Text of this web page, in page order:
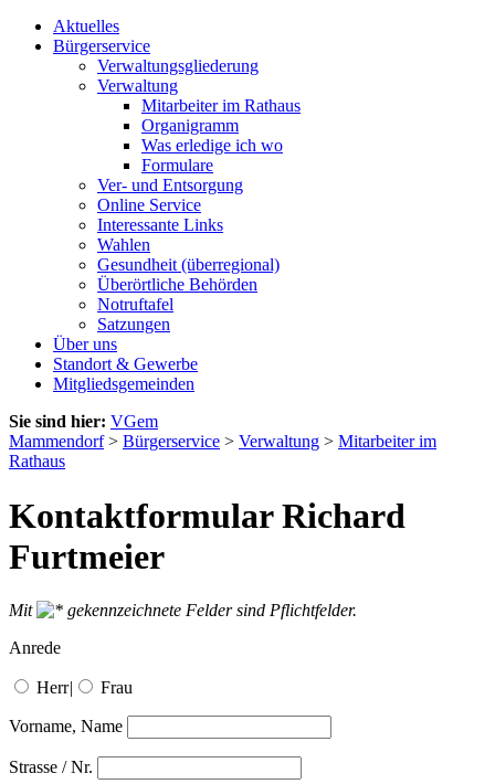
Aktuelles
Bürgerservice
Verwaltungsgliederung
Verwaltung
Mitarbeiter im Rathaus
Organigramm
Was erledige ich wo
Formulare
Ver- und Entsorgung
Online Service
Interessante Links
Wahlen
Gesundheit (überregional)
Überörtliche Behörden
Notruftafel
Satzungen
Über uns
Standort & Gewerbe
Mitgliedsgemeinden
Sie sind hier: VGem
Mammendorf> Bürgerservice > Verwaltung > Mitarbeiter im
Rathaus
Kontaktformular Richard
Furtmeier
Mit
gekennzeichnete Felder sind Pflichtfelder.
Anrede
Herr| Frau
Vorname, Name
Strasse / Nr.